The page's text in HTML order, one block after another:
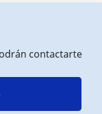
contactarte